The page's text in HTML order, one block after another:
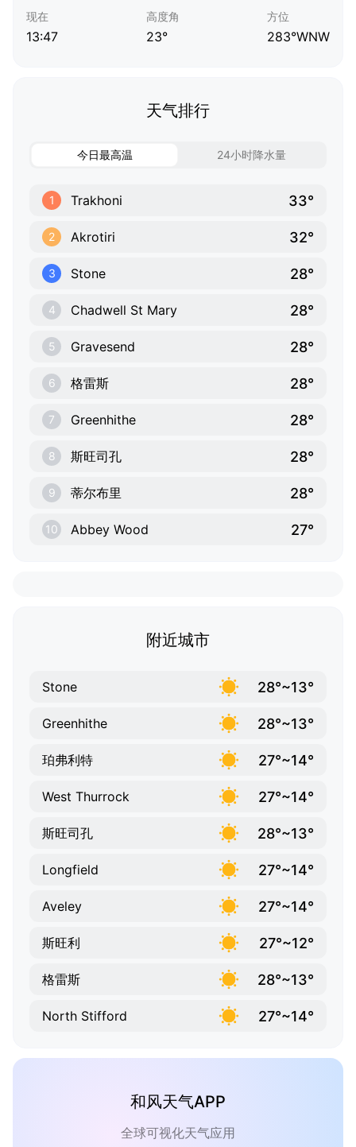
现在
13:47
高度角
23°
方位
283°WNW
天气排行
今日最高温 24小时降水量
1 Trakhoni 33°
2 Akrotiri 32°
3 Stone 28°
4 Chadwell St Mary 28°
5 Gravesend 28°
6 格雷斯 28°
7 Greenhithe 28°
8 斯旺司孔 28°
9 蒂尔布里 28°
10 Abbey Wood 27°
附近城市
Stone 28°~13°
Greenhithe 28°~13°
珀弗利特 27°~14°
West Thurrock 27°~14°
斯旺司孔 28°~13°
Longfield 27°~14°
Aveley 27°~14°
斯旺利 27°~12°
格雷斯 28°~13°
North Stifford 27°~14°
和风天气APP
全球可视化天气应用